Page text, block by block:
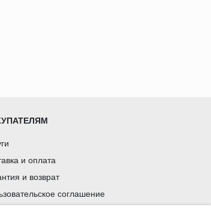
и оплата
и возврат
соглашение